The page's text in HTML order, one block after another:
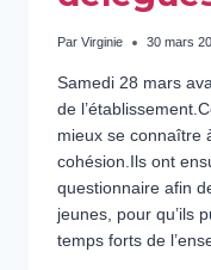
Par Virginie 30 mars
Samedi 28 mars
de
mieux se connaître
cohésion.Ils ont
questionnaire afin
jeunes, pour qu’ils
temps forts de